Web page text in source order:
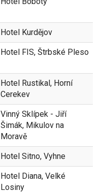
Hotel Kurdějov
Hotel FIS, Štrbské Pleso
Hotel Rustikal, Horní
Cerekev
Vinný Sklípek - Jiří
Šimák, Mikulov na
Moravě
Hotel Sitno, Vyhne
Hotel Diana, Velké
Losiny